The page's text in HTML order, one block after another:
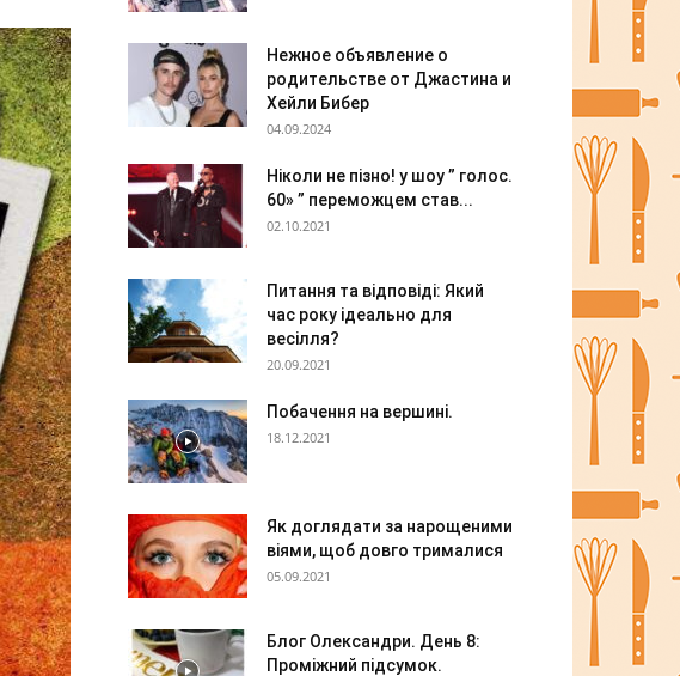
Нежное объявление о
родительстве от Джастина и
Хейли Бибер
04.09.2024
Ніколи не пізно! у шоу ” голос.
60» ” переможцем став...
02.10.2021
Питання та відповіді: Який
час року ідеально для
весілля?
20.09.2021
Побачення на вершині.
18.12.2021
Як доглядати за нарощеними
віями, щоб довго трималися
05.09.2021
Блог Олександри. День 8:
Проміжний підсумок.